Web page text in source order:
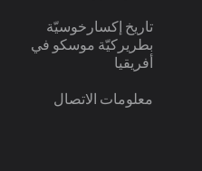
تاريخ إكسارخوسيّة
بطريركيّة موسكو في
أفريقيا
معلومات الاتصال